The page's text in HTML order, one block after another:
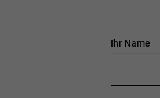
Ihr Name